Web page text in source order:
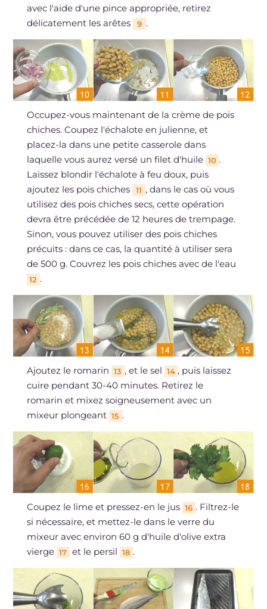
avec l'aide d'une pince appropriée, retirez
délicatement les arêtes
9 .
Occupez-vous maintenant de la crème de pois
chiches. Coupez l'échalote en julienne, et
placez-la dans une petite casserole dans
laquelle vous aurez versé un filet d'huile 10 .
Laissez blondir l'échalote à feu doux, puis
ajoutez les pois chiches
11 , dans le cas où vous
utilisez des pois chiches secs, cette opération
devra être précédée de 12 heures de trempage.
Sinon, vous pouvez utiliser des pois chiches
précuits : dans ce cas, la quantité à utiliser sera
de 500 g. Couvrez les pois chiches avec de l'eau
12 .
Ajoutez le romarin 13 , et le sel 14 , puis laissez
cuire pendant 30-40 minutes. Retirez le
romarin et mixez soigneusement avec un
mixeur plongeant 15 .
Coupez le lime et pressez-en le jus 16 . Filtrez-le
si nécessaire, et mettez-le dans le verre du
mixeur avec environ 60 g d'huile d'olive extra
vierge 17 et le persil 18 .